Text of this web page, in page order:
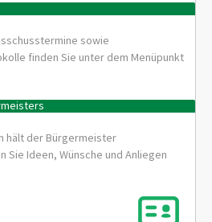
sowie
finden Sie unter dem Menüpunkt
hält der Bürgermeister
Sie Ideen, Wünsche und Anliegen